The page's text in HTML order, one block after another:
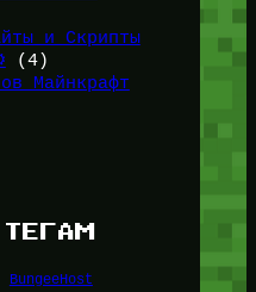
и Скрипты
(4)
Майнкрафт
ТЕГАМ
BungeeHost